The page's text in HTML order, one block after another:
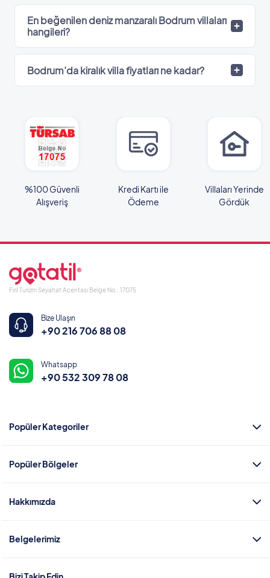
En beğenilen deniz manzaralı Bodrum villaları
hangileri?
Bodrum’da kiralık villa fiyatları ne kadar?
%100 Güvenli
Alışveriş
Kredi Kartı ile
Ödeme
Villaları Yerinde
Gördük
Fırıl Turizm Seyahat Acentası Belge No : 17075
Bize Ulaşın
+90 216 706 88 08
Whatsapp
+90 532 309 78 08
Popüler Kategoriler
Popüler Bölgeler
Hakkımızda
Belgelerimiz